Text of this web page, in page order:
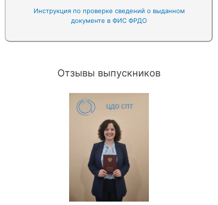
Инструкция по проверке сведений о выданном
документе в ФИС ФРДО
Отзывы выпускников